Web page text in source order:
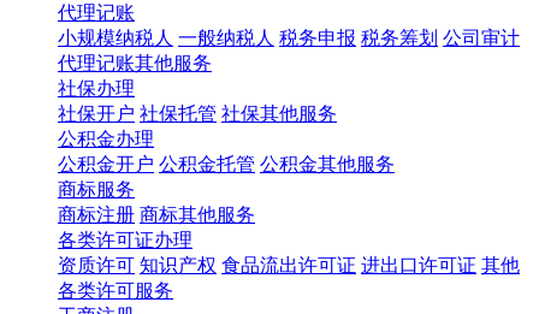
代理记账
小规模纳税人 一般纳税人 税务申报 税务筹划 公司审计
代理记账其他服务
社保办理
社保开户 社保托管 社保其他服务
公积金办理
公积金开户 公积金托管 公积金其他服务
商标服务
商标注册 商标其他服务
各类许可证办理
资质许可 知识产权 食品流出许可证 进出口许可证 其他
各类许可服务